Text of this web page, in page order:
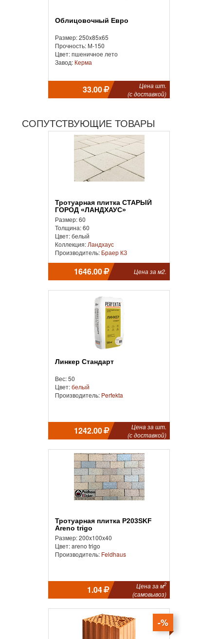
Облицовочный Евро
Размер: 250x85x65
Прочность: М-150
Цвет: пшеничное лето
Завод: Керма
33.00
Цена шт.
(с доставкой)
СОПУТСТВУЮЩИЕ ТОВАРЫ
Тротуарная плитка СТАРЫЙ
ГОРОД «ЛАНДХАУС»
Размер: 60
Толщина: 60
Цвет: белый
Коллекция: Ландхаус
Производитель: Браер КЗ
1646.00 Цена за м2.
Линкер Стандарт
Вес: 50
Цвет:белый
Производитель: Perfekta
1242.00
Цена за шт.
(с доставкой)
Тротуарная плитка P203SKF
Areno trigo
Размер: 200x100x40
Цвет: areno trigo
Производитель: Feldhaus
1.04 Цена за м2
(самовывоз)
-%